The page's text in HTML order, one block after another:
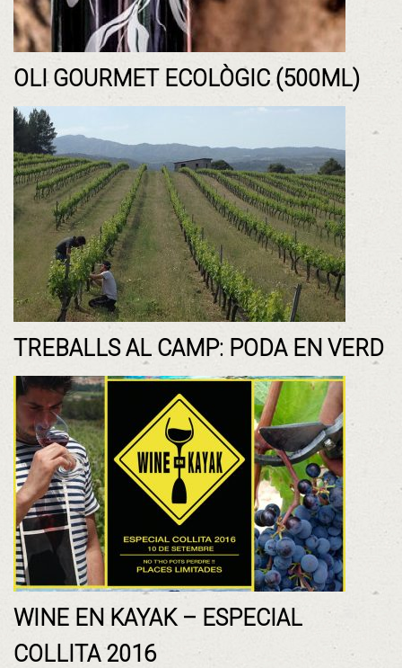
OLI GOURMET ECOLÒGIC (500ML)
TREBALLS AL CAMP: PODA EN VERD
WINE EN KAYAK – ESPECIAL
COLLITA 2016